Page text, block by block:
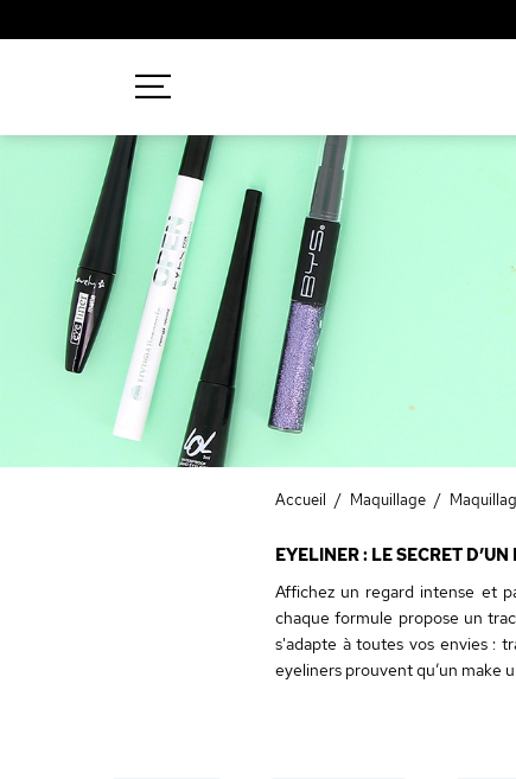
Accueil / Maquillage /
EYELINER : LE SECRET
Affichez un regard intense et
chaque formule propose un
s'adapte à toutes vos envies :
eyeliners prouvent qu’un make
Recherches populaires
Mascara
Palette
Solaire
Brumes
Blush
Rouge à Lèvres